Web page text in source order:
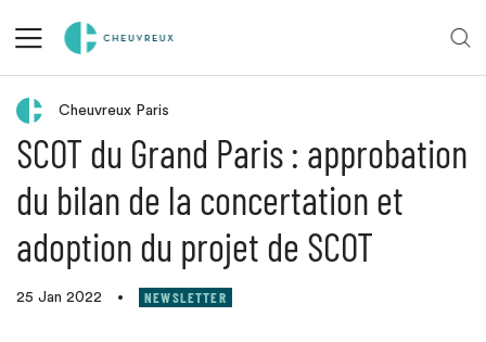
Retour aux actualités
Cheuvreux Paris
SCOT du Grand Paris : approbation
du bilan de la concertation et
adoption du projet de SCOT
25 Jan 2022 • NEWSLETTER